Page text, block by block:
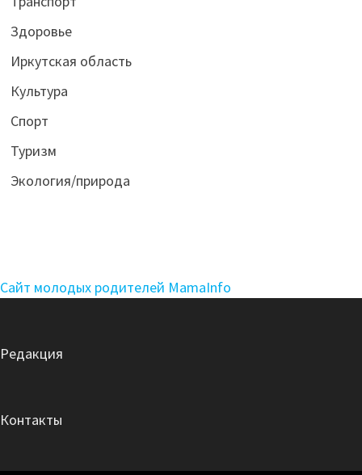
Здоровье
Иркутская область
Культура
Спорт
Туризм
Экология/природа
Сайт молодых родителей MamaInfo
Редакция
Контакты